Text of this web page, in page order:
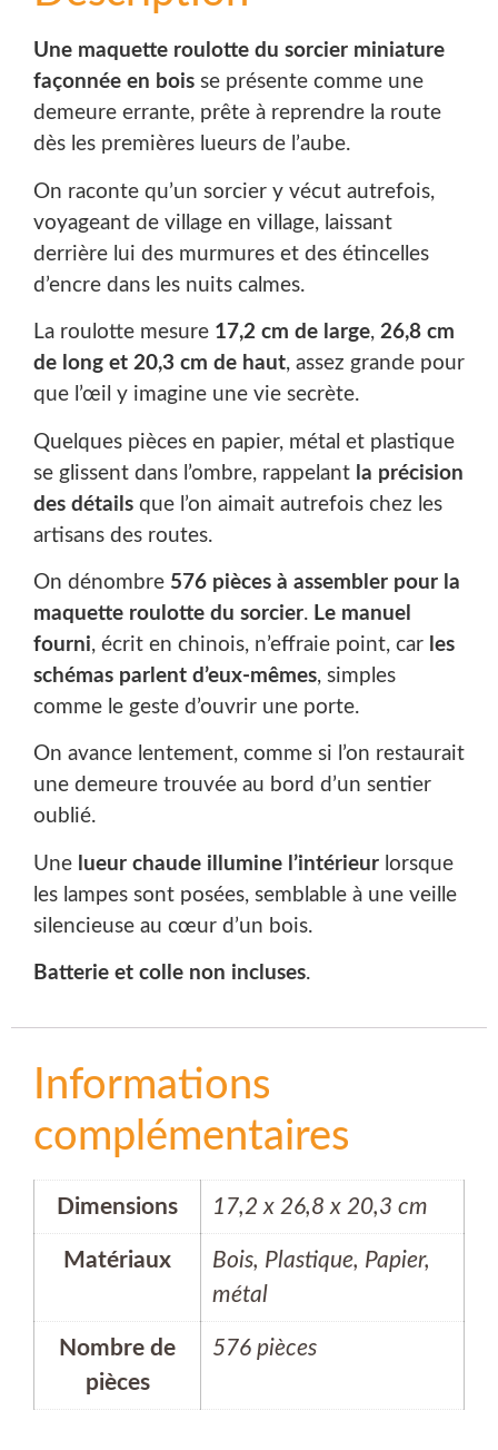
Une maquette roulotte du sorcier miniature
façonnée en bois se présente comme une
demeure errante, prête à reprendre la route
dès les premières lueurs de l’aube.
On raconte qu’un sorcier y vécut autrefois,
voyageant de village en village, laissant
derrière lui des murmures et des étincelles
d’encre dans les nuits calmes.
La roulotte mesure 17,2 cm de large, 26,8 cm
de long et 20,3 cm de haut, assez grande pour
que l’œil y imagine une vie secrète.
Quelques pièces en papier, métal et plastique
se glissent dans l’ombre, rappelant la précision
des détails que l’on aimait autrefois chez les
artisans des routes.
On dénombre 576 pièces à assembler pour la
maquette roulotte du sorcier. Le manuel
fourni, écrit en chinois, n’effraie point, car les
schémas parlent d’eux-mêmes, simples
comme le geste d’ouvrir une porte.
On avance lentement, comme si l’on restaurait
une demeure trouvée au bord d’un sentier
oublié.
Une lueur chaude illumine l’intérieur lorsque
les lampes sont posées, semblable à une veille
silencieuse au cœur d’un bois.
Batterie et colle non incluses.
Informations
complémentaires
Dimensions 17,2 x 26,8 x 20,3 cm
Matériaux
Bois, Plastique, Papier,
métal
Nombre de
pièces
576 pièces